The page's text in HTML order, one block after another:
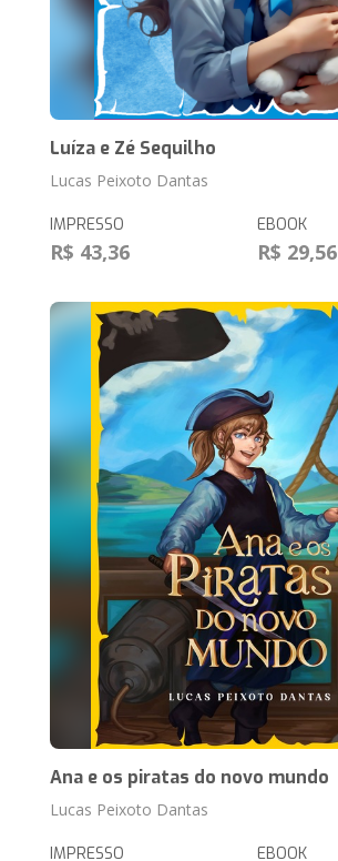
Luíza e Zé Sequilho
Lucas Peixoto Dantas
IMPRESSO
R$ 43,36
EBOOK
R$ 29,56
Ana e os piratas do novo mundo
Lucas Peixoto Dantas
IMPRESSO EBOOK